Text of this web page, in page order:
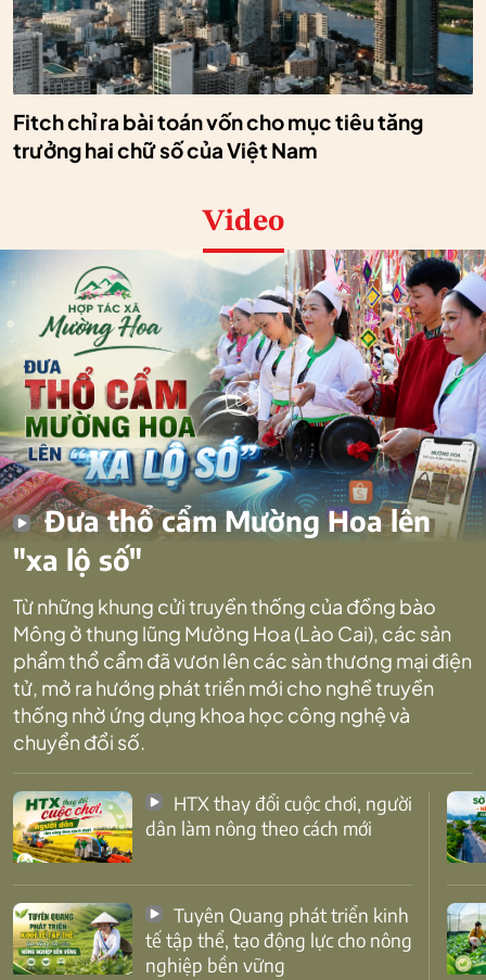
Fitch chỉ ra bài toán vốn cho mục tiêu tăng
trưởng hai chữ số của Việt Nam
Video
Đưa thổ cẩm Mường Hoa lên
"xa lộ số"
Từ những khung cửi truyền thống của đồng bào
Mông ở thung lũng Mường Hoa (Lào Cai), các sản
phẩm thổ cẩm đã vươn lên các sàn thương mại điện
tử, mở ra hướng phát triển mới cho nghề truyền
thống nhờ ứng dụng khoa học công nghệ và
chuyển đổi số.
dân làm nông theo cách mới
tế tập thể, tạo động lực cho nông
nghiệp bền vững